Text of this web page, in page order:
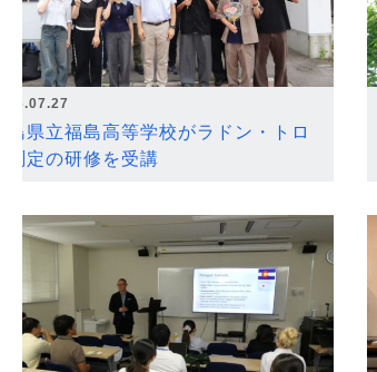
福島県立福島高等学校がラドン・トロ
ン測定の研修を受講